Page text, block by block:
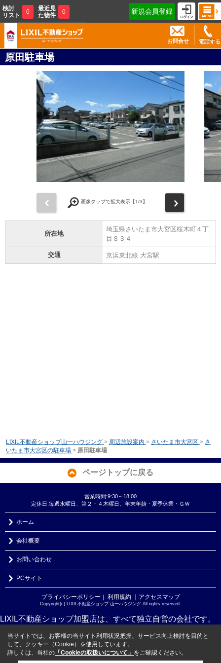
検討
リスト
0
最近見
た物件
0 新規会員登録
電話する
お問合せ
原田駐車場
画像タップで拡大表示【1/3】
所在地
埼玉県さいたま市大宮区桜木町４丁
目８３４
交通 京浜東北線 大宮駅
LIXIL不動産ショップ山一ハウジング > 周辺施設案内 > さいたま市大宮区 > さ
いたま市大宮区の駐車場 > 原田駐車場
ページトップに戻る
営業時間:9:30～18:00
定休日:毎週水曜日、第２・４木曜日。年末年始・夏季休業・ＧＷ
ホーム
会社概要
お問い合わせ
PCサイト
プライバシーポリシー ｜ 利用規約 ｜アクセスマップ
Copyright(c) LIXIL不動産ショップ 山一ハウジング All rights reserved.
LIXIL不動産ショップ加盟店は、すべて独立自営の会社です。
当サイトでは、お客様の当サイト利用状況把握、サービス向上検討を目的と
して、クッキー（Cookie）を使用しています。
詳しくは、当社の 「Cookieの取扱いについて」 をご確認ください。